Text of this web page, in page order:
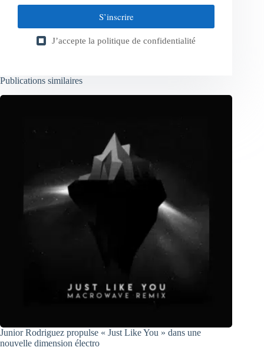
S’inscrire
J’accepte la politique de confidentialité
Publications similaires
Junior Rodriguez propulse « Just Like You » dans une
nouvelle dimension électro